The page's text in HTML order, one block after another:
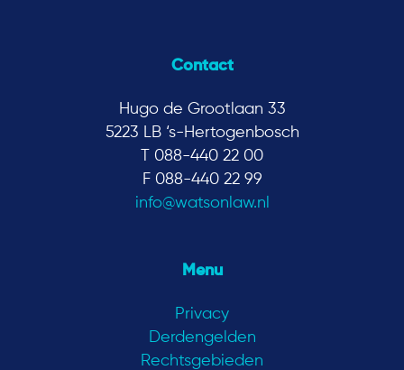
Contact
Hugo de Grootlaan 33
5223 LB ‘s-Hertogenbosch
T 088-440 22 00
F 088-440 22 99
info@watsonlaw.nl
Menu
Privacy
Derdengelden
Rechtsgebieden